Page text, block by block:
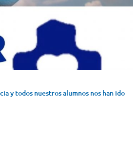
y todos nuestros alumnos nos han ido